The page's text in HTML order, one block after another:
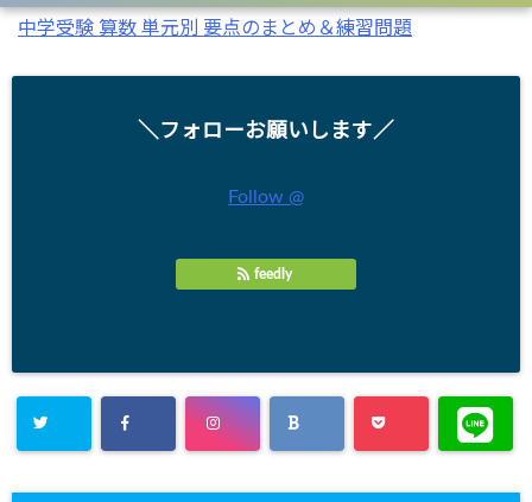
中学受験 算数 単元別 要点のまとめ＆練習問題
＼フォローお願いします／
Follow @
feedly